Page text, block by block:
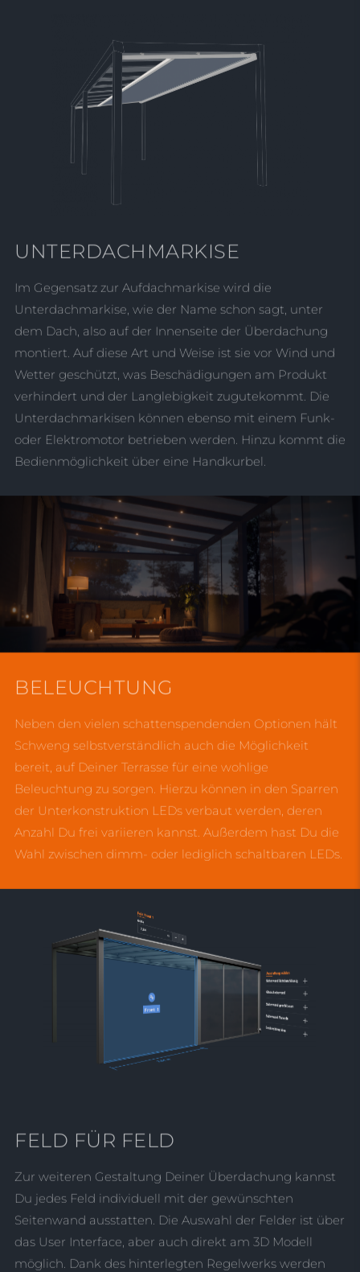
UNTERDACHMARKISE
Im Gegensatz zur Aufdachmarkise wird die
Unterdachmarkise, wie der Name schon sagt, unter
dem Dach, also auf der Innenseite der Überdachung
montiert. Auf diese Art und Weise ist sie vor Wind und
Wetter geschützt, was Beschädigungen am Produkt
verhindert und der Langlebigkeit zugutekommt. Die
Unterdachmarkisen können ebenso mit einem Funk-
oder Elektromotor betrieben werden. Hinzu kommt die
Bedienmöglichkeit über eine Handkurbel.
BELEUCHTUNG
Neben den vielen schattenspendenden Optionen hält
Schweng selbstverständlich auch die Möglichkeit
bereit, auf Deiner Terrasse für eine wohlige
Beleuchtung zu sorgen. Hierzu können in den Sparren
der Unterkonstruktion LEDs verbaut werden, deren
Anzahl Du frei variieren kannst. Außerdem hast Du die
Wahl zwischen dimm- oder lediglich schaltbaren LEDs.
FELD FÜR FELD
Zur weiteren Gestaltung Deiner Überdachung kannst
Du jedes Feld individuell mit der gewünschten
Seitenwand ausstatten. Die Auswahl der Felder ist über
das User Interface, aber auch direkt am 3D Modell
möglich. Dank des hinterlegten Regelwerks werden